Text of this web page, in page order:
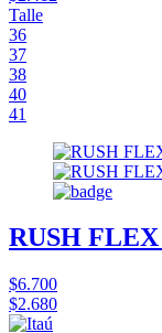
Talle
36
37
38
40
41
RUSH
$6.700
$2.680